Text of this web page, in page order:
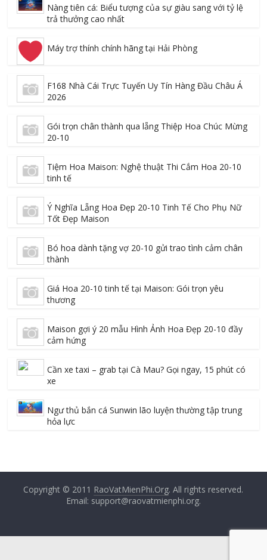
Nàng tiên cá: Biểu tượng của sự giàu sang với tỷ lệ
trả thưởng cao nhất
Máy trợ thính chính hãng tại Hải Phòng
F168 Nhà Cái Trực Tuyến Uy Tín Hàng Đầu Châu Á
2026
Gói trọn chân thành qua lẵng Thiệp Hoa Chúc Mừng
20-10
Tiệm Hoa Maison: Nghệ thuật Thi Cắm Hoa 20-10
tinh tế
Ý Nghĩa Lẵng Hoa Đẹp 20-10 Tinh Tế Cho Phụ Nữ
Tốt Đẹp Maison
Bó hoa dành tặng vợ 20-10 gửi trao tình cảm chân
thành
Giá Hoa 20-10 tinh tế tại Maison: Gói trọn yêu
thương
Maison gợi ý 20 mẫu Hình Ảnh Hoa Đẹp 20-10 đầy
cảm hứng
Cần xe taxi – grab tại Cà Mau? Gọi ngay, 15 phút có
xe
Ngư thủ bắn cá Sunwin lão luyện thường tập trung
hỏa lực
Copyright © 2011 RaoVatMienPhi.Org. All rights reserved.
Email: support@raovatmienphi.org.